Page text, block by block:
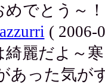
でとう～
azzurri ( 2006-
綺麗だよ～
あった気が